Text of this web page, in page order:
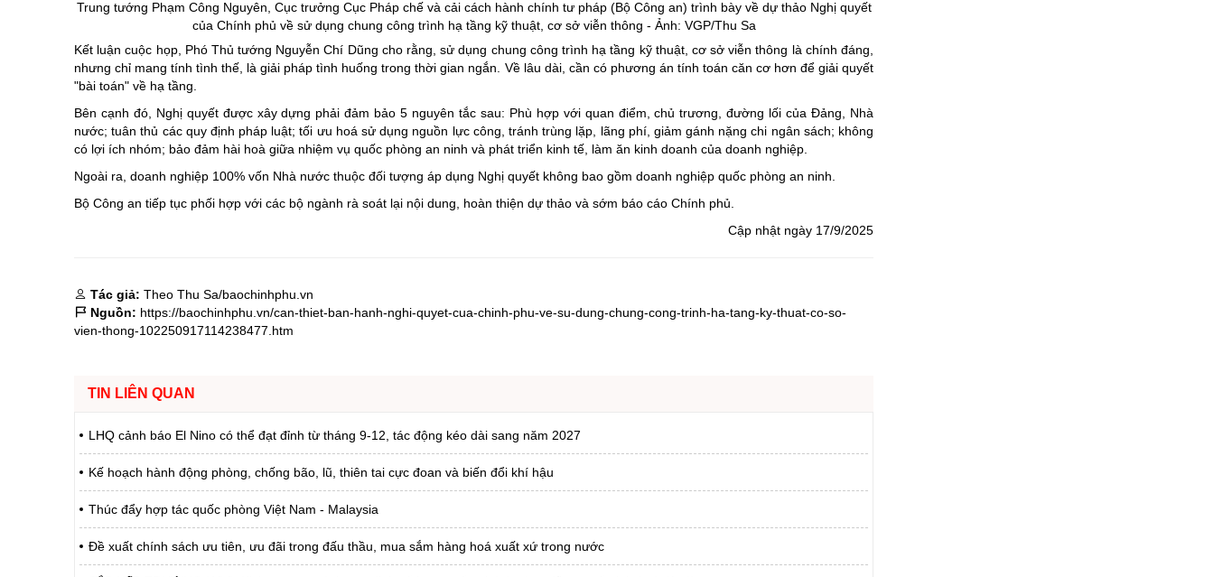
Trung tướng Phạm Công Nguyên, Cục trưởng Cục Pháp chế và cải cách hành chính tư pháp (Bộ Công an) trình bày về dự thảo Nghị quyết
của Chính phủ về sử dụng chung công trình hạ tầng kỹ thuật, cơ sở viễn thông - Ảnh: VGP/Thu Sa
Kết luận cuộc họp, Phó Thủ tướng Nguyễn Chí Dũng cho rằng, sử dụng chung công trình hạ tầng kỹ thuật, cơ sở viễn thông là chính đáng,
nhưng chỉ mang tính tình thế, là giải pháp tình huống trong thời gian ngắn. Về lâu dài, cần có phương án tính toán căn cơ hơn để giải quyết
"bài toán" về hạ tầng.
Bên cạnh đó, Nghị quyết được xây dựng phải đảm bảo 5 nguyên tắc sau: Phù hợp với quan điểm, chủ trương, đường lối của Đảng, Nhà
nước; tuân thủ các quy định pháp luật; tối ưu hoá sử dụng nguồn lực công, tránh trùng lặp, lãng phí, giảm gánh nặng chi ngân sách; không
có lợi ích nhóm; bảo đảm hài hoà giữa nhiệm vụ quốc phòng an ninh và phát triển kinh tế, làm ăn kinh doanh của doanh nghiệp.
Ngoài ra, doanh nghiệp 100% vốn Nhà nước thuộc đối tượng áp dụng Nghị quyết không bao gồm doanh nghiệp quốc phòng an ninh.
Bộ Công an tiếp tục phối hợp với các bộ ngành rà soát lại nội dung, hoàn thiện dự thảo và sớm báo cáo Chính phủ.
Cập nhật ngày 17/9/2025
Tác giả: Theo Thu Sa/baochinhphu.vn
Nguồn: https://baochinhphu.vn/can-thiet-ban-hanh-nghi-quyet-cua-chinh-phu-ve-su-dung-chung-cong-trinh-ha-tang-ky-thuat-co-so-
vien-thong-102250917114238477.htm
TIN LIÊN QUAN
LHQ cảnh báo El Nino có thể đạt đỉnh từ tháng 9-12, tác động kéo dài sang năm 2027
Kế hoạch hành động phòng, chống bão, lũ, thiên tai cực đoan và biến đổi khí hậu
Thúc đẩy hợp tác quốc phòng Việt Nam - Malaysia
Đề xuất chính sách ưu tiên, ưu đãi trong đấu thầu, mua sắm hàng hoá xuất xứ trong nước